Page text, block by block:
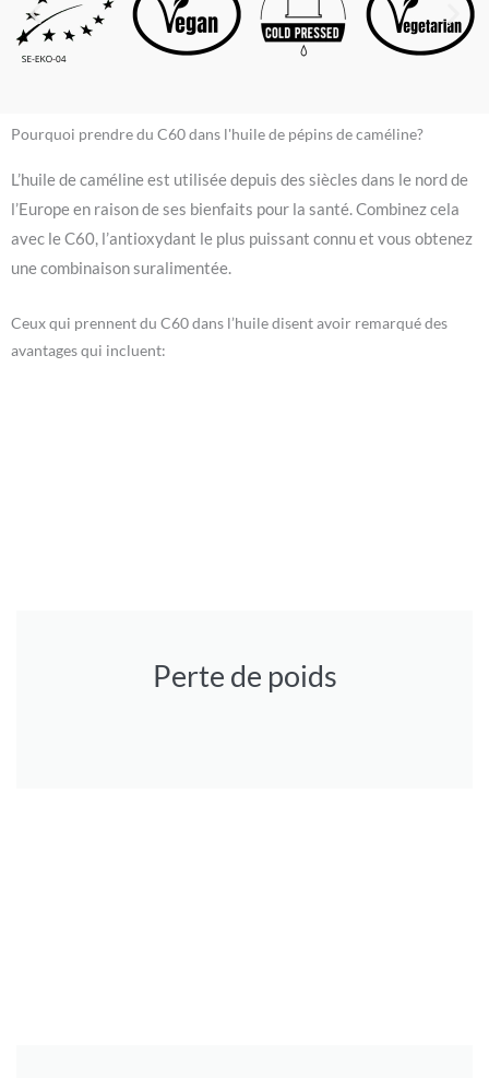
Pourquoi prendre du C60 dans l'huile de pépins de caméline?
L’huile de caméline est utilisée depuis des siècles dans le nord de
l’Europe en raison de ses bienfaits pour la santé. Combinez cela
avec le C60, l’antioxydant le plus puissant connu et vous obtenez
une combinaison suralimentée.
Ceux qui prennent du C60 dans l’huile disent avoir remarqué des
avantages qui incluent:
Perte de poids